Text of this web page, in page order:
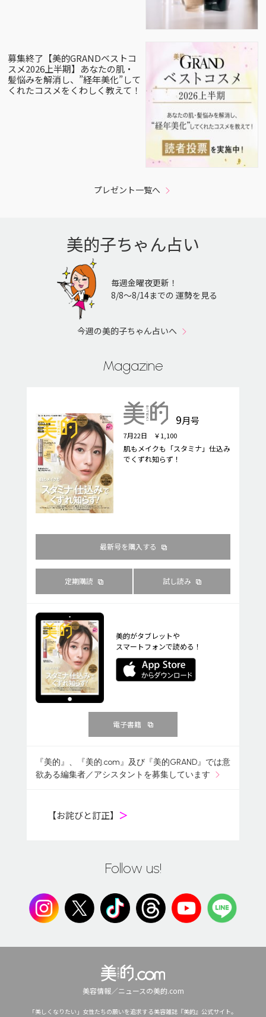
募集終了【美的GRANDベストコ
スメ2026上半期】あなたの肌・
髪悩みを解消し、”経年美化”して
くれたコスメをくわしく教えて！
プレゼント一覧へ
美的子ちゃん占い
毎週金曜夜更新！
8/8〜8/14までの 運勢を見る
今週の美的子ちゃん占いへ
Magazine
9月号
7月22日 ￥1,100
肌もメイクも「スタミナ」仕込み
でくずれ知らず！
最新号を購入する
定期購読 試し読み
美的がタブレットや
スマートフォンで読める！
電子書籍
『美的』、『美的.com』及び『美的GRAND』では意
欲ある編集者／アシスタントを募集しています
【お詫びと訂正】 ＞
Follow us!
美容情報／ニュースの美的.com
「美しくなりたい」女性たちの願いを追求する美容雑誌『美的』公式サイト。